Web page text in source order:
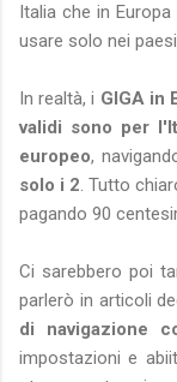
Italia che in
usare solo nei
In realtà, i GIGA in
validi sono per
europeo,
solo i 2. Tutto
pagando 90
Ci sarebbero poi
parlerò in articoli
di navigazione
impostazioni e